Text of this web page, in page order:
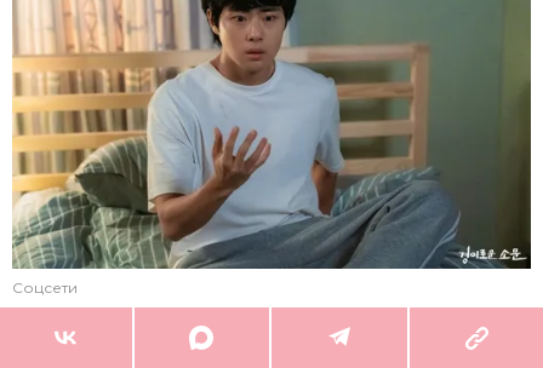
Соцсети
РЕКЛАМА – ПРОДОЛЖЕНИЕ НИЖЕ